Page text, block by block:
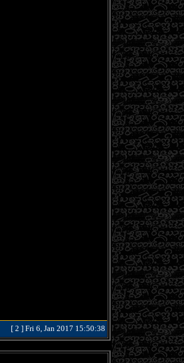
[ 2 ] Fri 6, Jan 2017 15:50:38